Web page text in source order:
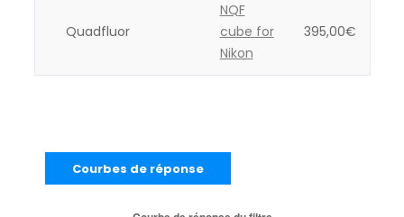
Quadfluor
NQF
cube for
Nikon
395,00€
Courbes de réponse